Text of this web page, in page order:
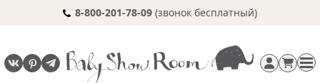
8-800-201-78-09 (звонок бесплатный)